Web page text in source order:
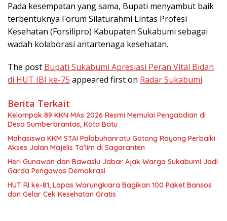
Pada kesempatan yang sama, Bupati menyambut baik
terbentuknya Forum Silaturahmi Lintas Profesi
Kesehatan (Forsilipro) Kabupaten Sukabumi sebagai
wadah kolaborasi antartenaga kesehatan.
The post Bupati Sukabumi Apresiasi Peran Vital Bidan
di HUT IBI ke-75 appeared first on Radar Sukabumi.
Berita Terkait
Kelompok 89 KKN MAs 2026 Resmi Memulai Pengabdian di
Desa Sumberbrantas, Kota Batu
Mahasiswa KKM STAI Palabuhanratu Gotong Royong Perbaiki
Akses Jalan Majelis Ta’lim di Sagaranten
Heri Gunawan dan Bawaslu Jabar Ajak Warga Sukabumi Jadi
Garda Pengawas Demokrasi
HUT RI ke-81, Lapas Warungkiara Bagikan 100 Paket Bansos
dan Gelar Cek Kesehatan Gratis